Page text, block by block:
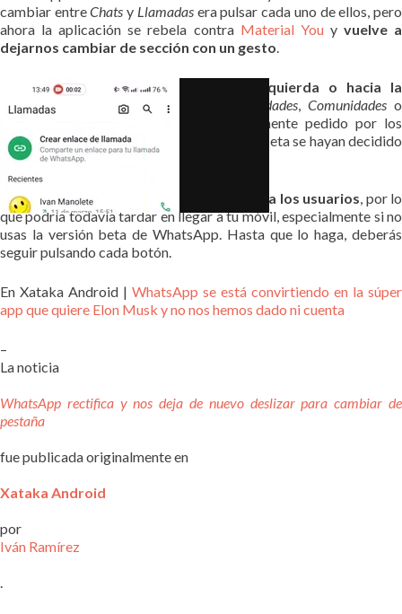
cambiar entreChats y Llamadas era pulsar cada uno de ellos, pero
ahora la aplicación se rebela contra Material Youy vuelve a
dejarnos cambiar de sección con un gesto.
Es decir, podemos deslizar hacia la izquierda o hacia la
derechapara alternar entre Novedades,Comunidadeso
, algo que debía ser suficientemente pedido por los
usuarios como para que los ingenieros de Meta se hayan decidido
a dar marcha atrás y recuperarlo.
Este cambioestá por ahora activándose a los usuarios, por lo
que podría todavía tardar en llegar a tu móvil, especialmente si no
usas la versión beta de WhatsApp. Hasta que lo haga, deberás
seguir pulsando cada botón.
En Xataka Android | WhatsApp se está convirtiendo en la súper
app que quiere Elon Musk y no nos hemos dado ni cuenta
–
La noticia
WhatsApp rectifica y nos deja de nuevo deslizar para cambiar de
pestaña
fue publicada originalmente en
Xataka Android
por
Iván Ramírez
.